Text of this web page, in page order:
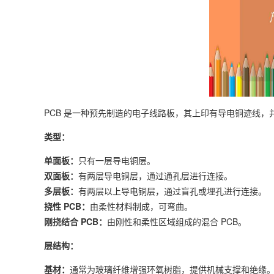
PCB 是一种预先制造的电子线路板，其上印有导电铜迹线
类型：
单面板： 只有一层导电铜层。
双面板： 有两层导电铜层，通过通孔层进行连接。
多层板： 有两层以上导电铜层，通过盲孔或埋孔进行连接。
挠性 PCB： 由柔性材料制成，可弯曲。
刚挠结合 PCB： 由刚性和柔性区域组成的混合 PCB。
层结构：
基材： 通常为玻璃纤维增强环氧树脂，提供机械支撑和绝缘